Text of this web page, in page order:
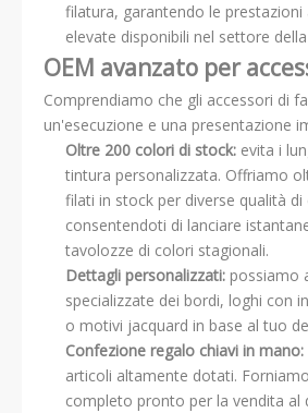
filatura, garantendo le prestazioni
elevate disponibili nel settore
OEM avanzato per
Comprendiamo che gli accessori di
un'esecuzione e una presentazione
Oltre 200 colori di stock: evita i
tintura personalizzata. Offriamo
filati in stock per diverse qualità di
consentendoti di lanciare
tavolozze di colori stagionali.
Dettagli personalizzati: possiamo
specializzate dei bordi, loghi con
o motivi jacquard in base al tuo
Confezione regalo chiavi in ​​mano:
articoli altamente dotati.
completo pronto per la vendita al